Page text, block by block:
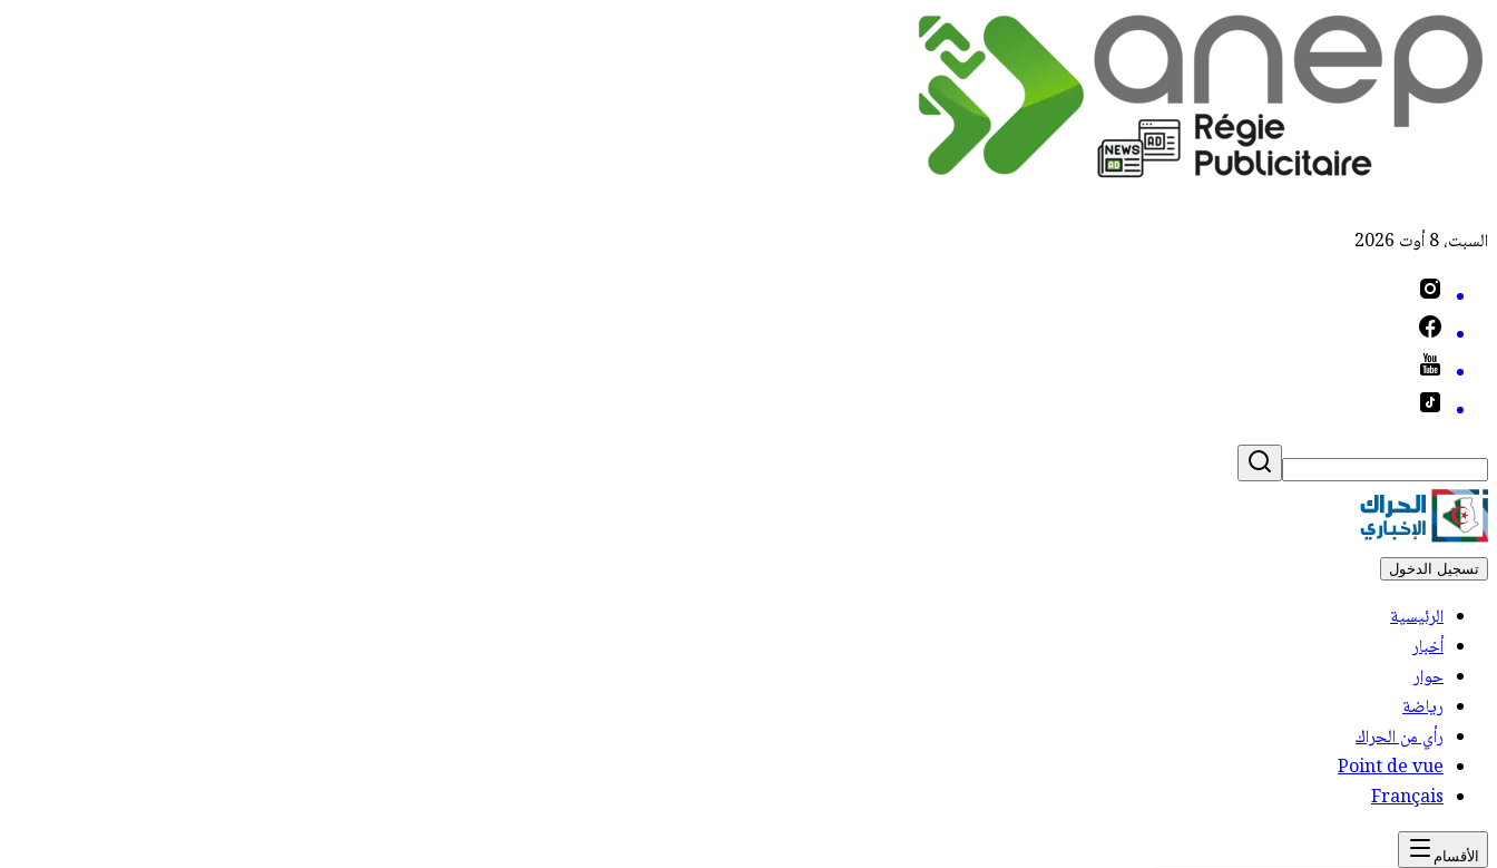
السبت، 8 أوت 2026
تسجيل الدخول
الرئيسية
أخبار
حوار
رياضة
رأي من الحراك
Point de vue
Français
الأقسام